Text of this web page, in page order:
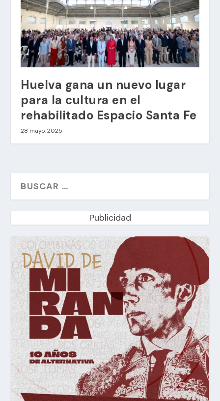
Huelva gana un nuevo lugar
para la cultura en el
rehabilitado Espacio Santa Fe
28 mayo, 2025
Publicidad